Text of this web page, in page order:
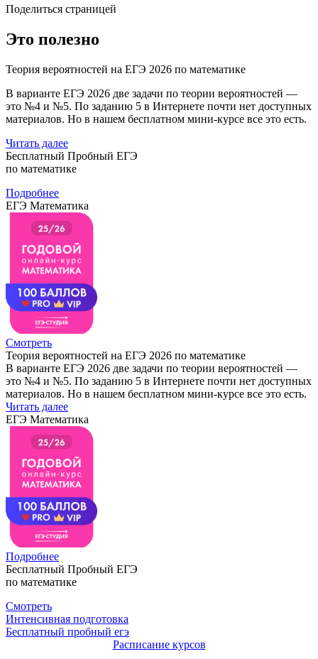
Поделиться страницей
Это полезно
Теория вероятностей на ЕГЭ 2026 по математике
В варианте ЕГЭ 2026 две задачи по теории вероятностей —
это №4 и №5. По заданию 5 в Интернете почти нет доступных
материалов. Но в нашем бесплатном мини-курсе все это есть.
Читать далее
Бесплатный Пробный ЕГЭ
по математике
Подробнее
ЕГЭ Математика
Смотреть
Теория вероятностей на ЕГЭ 2026 по математике
В варианте ЕГЭ 2026 две задачи по теории вероятностей —
это №4 и №5. По заданию 5 в Интернете почти нет доступных
материалов. Но в нашем бесплатном мини-курсе все это есть.
Читать далее
ЕГЭ Математика
Подробнее
Бесплатный Пробный ЕГЭ
по математике
Смотреть
Интенсивная подготовка
Бесплатный пробный егэ
Расписание курсов